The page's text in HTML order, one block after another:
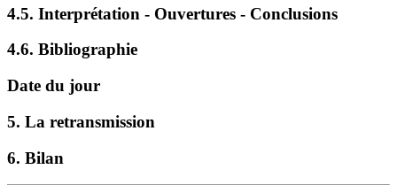
4.5. Interprétation - Ouvertures - Conclusions
4.6. Bibliographie
Date du jour
5. La retransmission
6. Bilan